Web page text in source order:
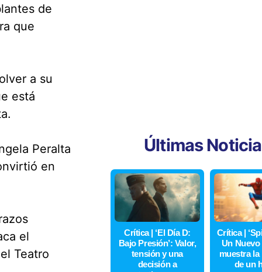
de
que
a su
está
Peralta
en
el
Teatro
Últimas
Crítica | ‘El Día D:
Bajo Presión’: Valor,
tensión y una
decisión a
Crítica |
Un Nuevo
muestra la
de un